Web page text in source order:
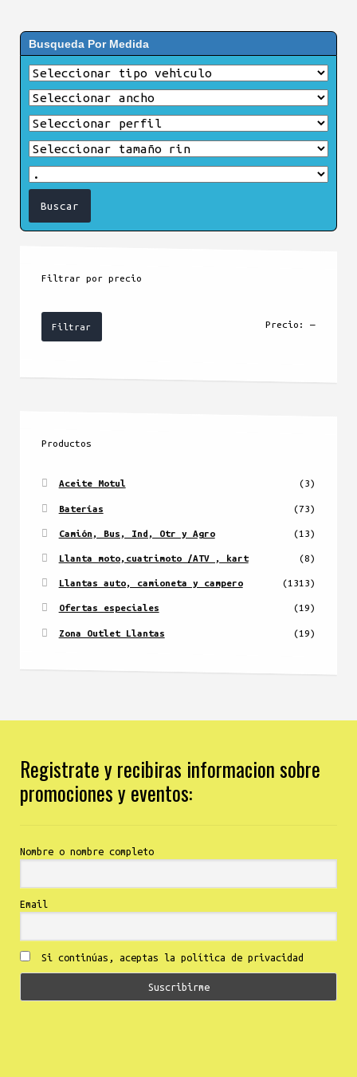
Busqueda Por Medida
Filtrar por precio
Precio
Precio
Filtrar Precio: —
Productos
Aceite Motul (3)
Baterías (73)
Camión, Bus, Ind, Otr y Agro (13)
Llanta moto,cuatrimoto /ATV , kart (8)
Llantas auto, camioneta y campero (1313)
Ofertas especiales (19)
Zona Outlet Llantas (19)
Registrate y recibiras informacion sobre
promociones y eventos:
Nombre o nombre completo
Email
Si continúas, aceptas la política de privacidad